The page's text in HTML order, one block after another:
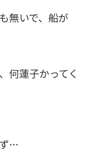
無いで、船が
何蓮子かってく
…